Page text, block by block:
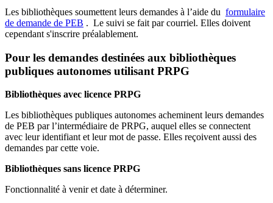
Les bibliothèques soumettent leurs demandes à l’aide du formulaire
de demande de PEB . Le suivi se fait par courriel. Elles doivent
cependant s'inscrire préalablement.
Pour les demandes destinées aux bibliothèques
publiques autonomes utilisant PRPG
Bibliothèques avec licence PRPG
Les bibliothèques publiques autonomes acheminent leurs demandes
de PEB par l’intermédiaire de PRPG, auquel elles se connectent
avec leur identifiant et leur mot de passe. Elles reçoivent aussi des
demandes par cette voie.
Bibliothèques sans licence PRPG
Fonctionnalité à venir et date à déterminer.